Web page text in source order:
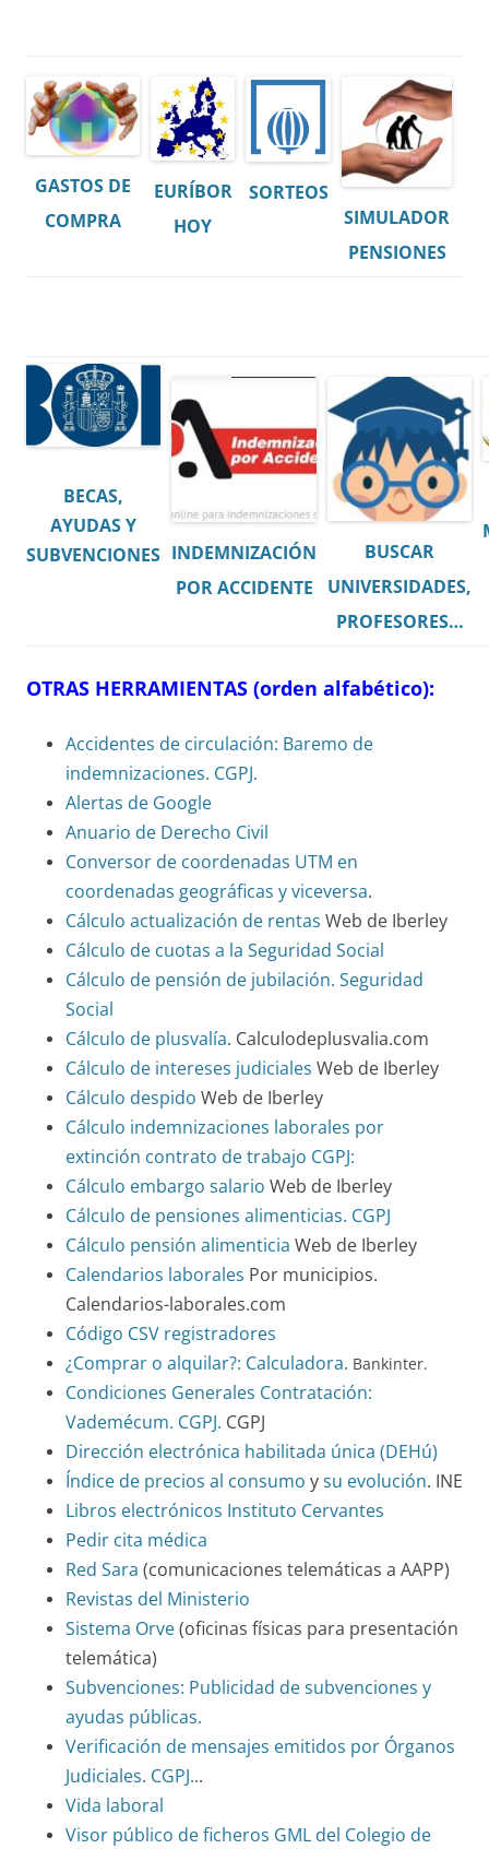
GASTOS DE
COMPRA
EURÍBOR
HOY
SORTEOS
SIMULADOR
PENSIONES
BECAS,
AYUDAS Y
SUBVENCIONES INDEMNIZACIÓN
POR ACCIDENTE
BUSCAR
UNIVERSIDADES,
PROFESORES…
OTRAS HERRAMIENTAS (orden alfabético):
Accidentes de circulación: Baremo de
indemnizaciones. CGPJ.
Alertas de Google
Anuario de Derecho Civil
Conversor de coordenadas UTM en
coordenadas geográficas y viceversa.
Cálculo actualización de rentas Web de Iberley
Cálculo de cuotas a la Seguridad Social
Cálculo de pensión de jubilación. Seguridad
Social
Cálculo de plusvalía. Calculodeplusvalia.com
Cálculo de intereses judiciales Web de Iberley
Cálculo despido Web de Iberley
Cálculo indemnizaciones laborales por
extinción contrato de trabajo CGPJ:
Cálculo embargo salario Web de Iberley
Cálculo de pensiones alimenticias. CGPJ
Cálculo pensión alimenticia Web de Iberley
Calendarios laborales Por municipios.
Calendarios-laborales.com
Código CSV registradores
¿Comprar o alquilar?: Calculadora. Bankinter.
Condiciones Generales Contratación:
Vademécum. CGPJ. CGPJ
Dirección electrónica habilitada única (DEHú)
Índice de precios al consumo ysu evolución. INE
Libros electrónicos Instituto Cervantes
Pedir cita médica
Red Sara (comunicaciones telemáticas a AAPP)
Revistas del Ministerio
Sistema Orve(oficinas físicas para presentación
telemática)
Subvenciones: Publicidad de subvenciones y
ayudas públicas.
Verificación de mensajes emitidos por Órganos
Judiciales. CGPJ...
Vida laboral
Visor público de ficheros GML del Colegio de